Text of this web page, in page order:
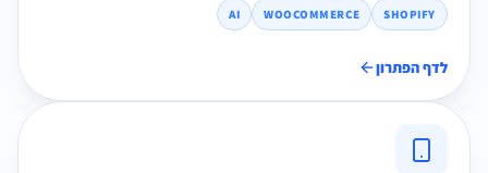
SHOPIFY
WOOCOMMERCE
AI
לדף הפתרון